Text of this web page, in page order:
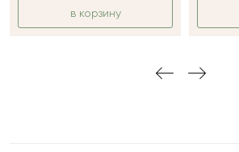
в корзину